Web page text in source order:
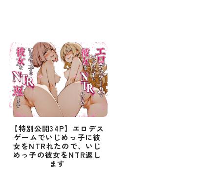
【特別公開34P】エロデス
ゲームでいじめっ子に彼
女をNTRれたので、いじ
めっ子の彼女をNTR返し
ます